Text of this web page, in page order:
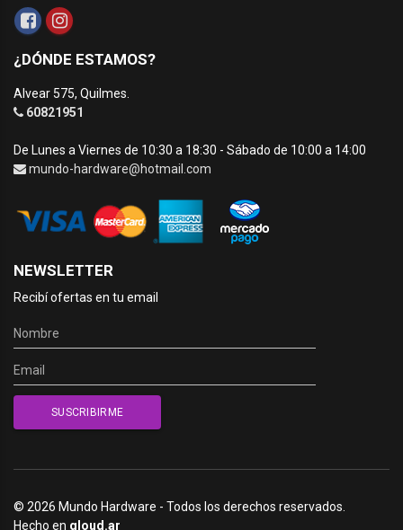
¿DÓNDE ESTAMOS?
Alvear 575, Quilmes.
60821951
De Lunes a Viernes de 10:30 a 18:30 - Sábado de 10:00 a 14:00
mundo-hardware@hotmail.com
NEWSLETTER
Recibí ofertas en tu email
© 2026 Mundo Hardware - Todos los derechos reservados.
Hecho en qloud.ar